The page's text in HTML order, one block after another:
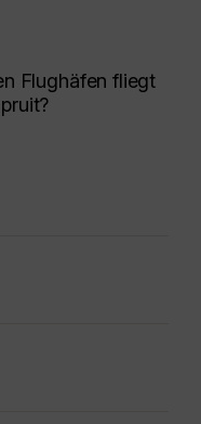
Flughäfen fliegt